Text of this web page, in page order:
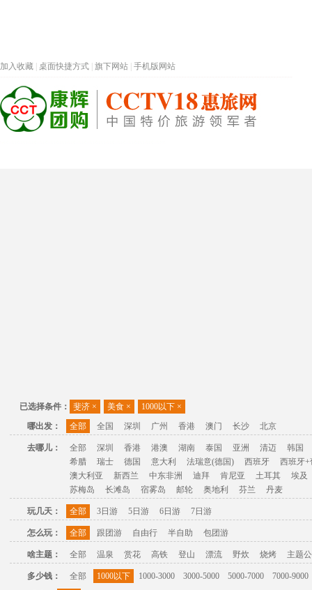
加入收藏 桌面快捷方式 旗下网站 手机版网站
已选择条件： 斐济 × 美食 × 1000以下 ×
哪出发：
全部 全国 深圳 广州 香港 澳门 长沙 北京
去哪儿： 全部 深圳 香港 港澳 湖南 泰国 亚洲 清迈
韩国
希腊
瑞士 德国 意大利 法瑞意(德国) 西班牙
西班牙+
澳大利亚
新西兰 中东非洲 迪拜 肯尼亚 土耳其
埃及
苏梅岛
长滩岛 宿雾岛 邮轮 奥地利 芬兰 丹麦
玩几天： 全部 3日游 5日游 6日游 7日游
怎么玩： 全部 跟团游 自由行 半自助 包团游
啥主题： 全部 温泉 赏花 高铁 登山 漂流 野炊 烧烤 主题
多少钱： 全部 1000以下 1000-3000 3000-5000 5000-7000
7000-9000